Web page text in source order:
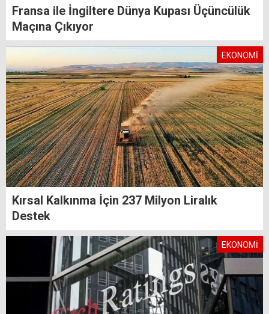
Fransa ile İngiltere Dünya Kupası Üçüncülük
Maçına Çıkıyor
EKONOMİ
Kırsal Kalkınma İçin 237 Milyon Liralık
Destek
EKONOMİ